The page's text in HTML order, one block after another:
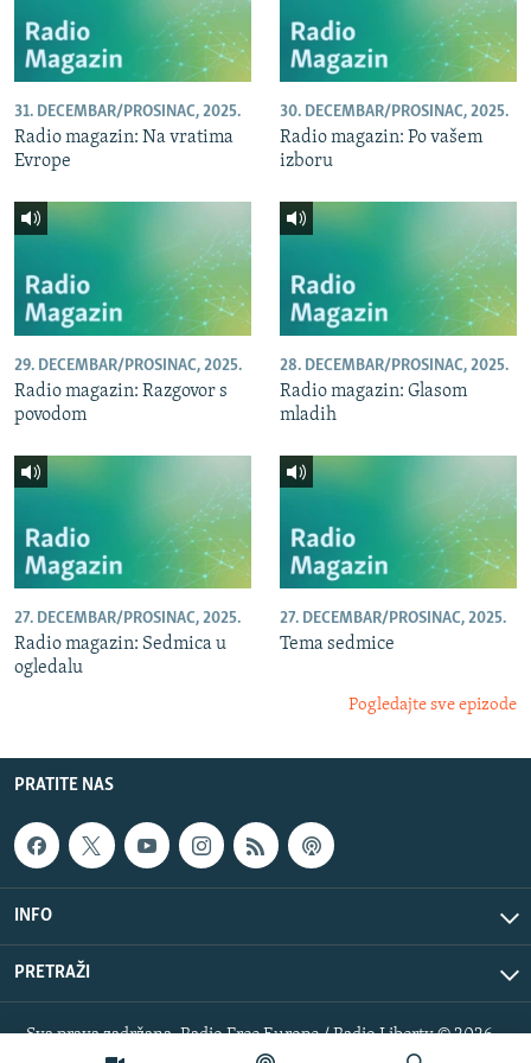
31. DECEMBAR/PROSINAC, 2025.
Radio magazin: Na vratima
Evrope
30. DECEMBAR/PROSINAC, 2025.
Radio magazin: Po vašem
izboru
29. DECEMBAR/PROSINAC, 2025.
Radio magazin: Razgovor s
povodom
28. DECEMBAR/PROSINAC, 2025.
Radio magazin: Glasom
mladih
27. DECEMBAR/PROSINAC, 2025.
Radio magazin: Sedmica u
ogledalu
27. DECEMBAR/PROSINAC, 2025.
Tema sedmice
Pogledajte sve epizode
PRATITE NAS
INFO
PRETRAŽI
Sva prava zadržana. Radio Free Europe / Radio Liberty © 2026
RFE/RL, Inc.